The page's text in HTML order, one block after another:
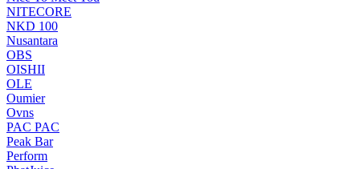
NITECORE
NKD 100
Nusantara
OBS
OISHII
OLE
Oumier
Ovns
PAC PAC
Peak Bar
Perform